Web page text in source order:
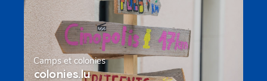
Camps et colonies
colonies.lu